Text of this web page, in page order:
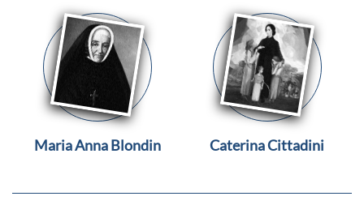
Maria Anna Blondin Caterina Cittadini